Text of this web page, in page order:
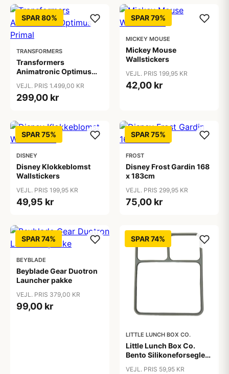
SPAR 80%
TRANSFORMERS
Transformers
Animatronic Optimus
VEJL. PRIS 1.499,00 KR
299,00 kr
SPAR 79%
MICKEY MOUSE
Mickey Mouse
Wallstickers
VEJL. PRIS 199,95 KR
42,00 kr
SPAR 75%
DISNEY
Disney Klokkeblomst
Wallstickers
VEJL. PRIS 199,95 KR
49,95 kr
SPAR 75%
FROST
Disney Frost Gardin 168
x 183cm
VEJL. PRIS 299,95 KR
75,00 kr
SPAR 74%
BEYBLADE
Beyblade Gear Duotron
Launcher pakke
VEJL. PRIS 379,00 KR
99,00 kr
SPAR 74%
LITTLE LUNCH BOX CO.
Little Lunch Box Co.
Bento Silikoneforsegler
VEJL. PRIS 59,95 KR